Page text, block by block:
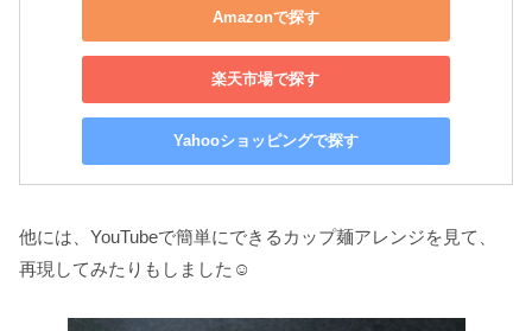
Amazonで探す
楽天市場で探す
Yahooショッピングで探す
他には、YouTubeで簡単にできるカップ麺アレンジを見て、
再現してみたりもしました☺️